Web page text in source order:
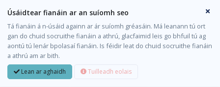
Úsáidtear fianáin ar an suíomh seo
Tá fianáin á n-úsáid againn ar ár suíomh gréasáin. Má leanann tú ort
gan do chuid socruithe fianáin a athrú, glacfaimid leis go bhfuil tú ag
aontú tú lenár bpolasaí fianáin. Is féidir leat do chuid socruithe fianáin
a athrú am ar bith.
Lean ar aghaidh Tuilleadh eolais